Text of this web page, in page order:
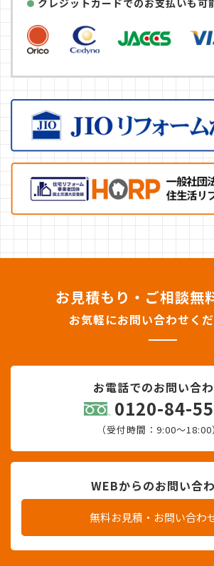
お見積もり・ご相談無
お気軽にお問い合わせくだ
お電話でのお問い合
0120-84-
（受付時間：9:00〜18:00
WEBからのお問い合
無料お見積・お問い合わ